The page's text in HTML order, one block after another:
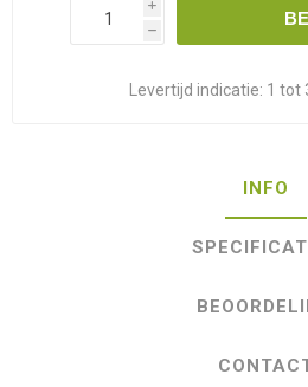
i
h
Levertijd indicatie: 1 tot
INFO